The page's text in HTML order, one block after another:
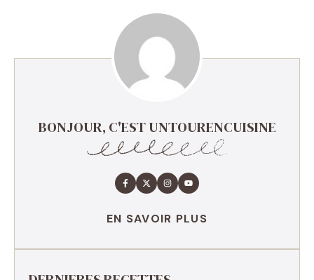
BONJOUR, C'EST UNTOURENCUISINE
EN SAVOIR PLUS